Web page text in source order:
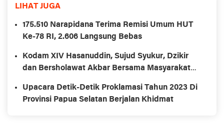
LIHAT JUGA
175.510 Narapidana Terima Remisi Umum HUT
Ke-78 RI, 2.606 Langsung Bebas
Kodam XIV Hasanuddin, Sujud Syukur, Dzikir
dan Bersholawat Akbar Bersama Masyarakat
Upacara Detik-Detik Proklamasi Tahun 2023 Di
Provinsi Papua Selatan Berjalan Khidmat